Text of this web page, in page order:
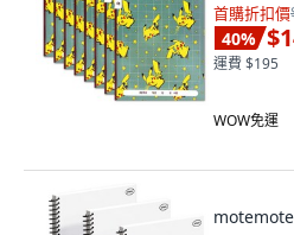
首購折扣價
40%
運費 $195
WOW免運